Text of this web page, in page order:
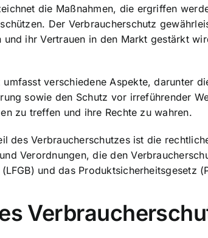
die Maßnahmen, die ergriffen
Der Verbraucherschutz
und ihr Vertrauen in den Markt gestärkt
umfasst verschiedene Aspekte, darunter
sowie den Schutz vor irreführender
zu treffen und ihre Rechte zu wahren.
des Verbraucherschutzes ist die
Verordnungen, die den
und das Produktsicherheitsgesetz